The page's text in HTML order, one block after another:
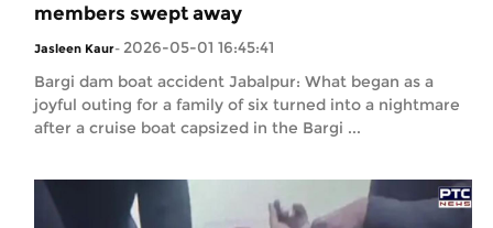
members swept away
Jasleen Kaur- 2026-05-01 16:45:41
Bargi dam boat accident Jabalpur: What began as a
joyful outing for a family of six turned into a nightmare
after a cruise boat capsized in the Bargi ...